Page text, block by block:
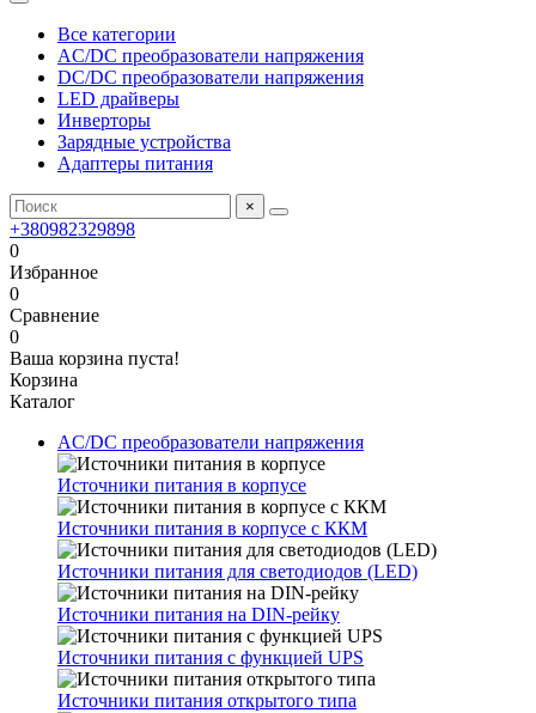
Все категории
AC/DC преобразователи напряжения
DC/DC преобразователи напряжения
LED драйверы
Инверторы
Зарядные устройства
Адаптеры питания
×
+380982329898
0
Избранное
0
Сравнение
0
Ваша корзина пуста!
Корзина
Каталог
AC/DC преобразователи напряжения
Источники питания в корпусе
Источники питания в корпусе с ККМ
Источники питания для светодиодов (LED)
Источники питания на DIN-рейку
Источники питания с функцией UPS
Источники питания открытого типа